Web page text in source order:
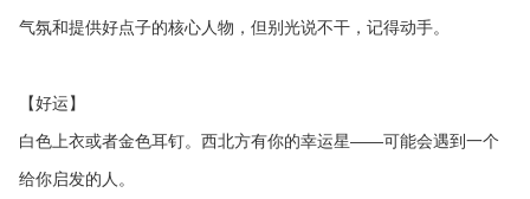
气氛和提供好点子的核心人物，但别光说不干，记得动手。
【好运】
白色上衣或者金色耳钉。西北方有你的幸运星——可能会遇到一个
给你启发的人。